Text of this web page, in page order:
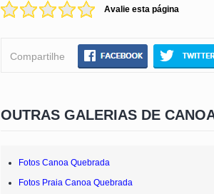
Avalie esta página
Compartilhe
OUTRAS GALERIAS DE
Fotos Canoa Quebrada
Fotos Praia Canoa Quebrada